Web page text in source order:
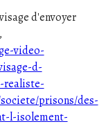
d'envoyer
video-
d-
realiste-
prisons/des-
l-isolement-